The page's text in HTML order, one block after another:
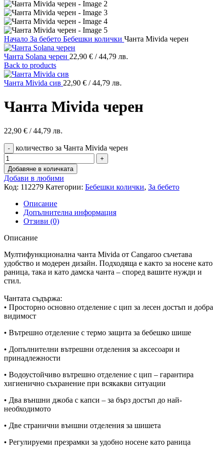
Начало За бебето Бебешки колички Чанта Mivida черен
Чанта Solana черен 22,90 € / 44,79 лв.
Back to products
Чанта Mivida сив 22,90 € / 44,79 лв.
Чанта Mivida черен
22,90 € / 44,79 лв.
количество за Чанта Mivida черен
Добавяне в количката
Добави в любими
Код: 112279 Категории: Бебешки колички, За бебето
Описание
Допълнителна информация
Отзиви (0)
Описание
Мултифункционална чанта Mivida от Cangaroo съчетава
удобство и модерен дизайн. Подходяща е както за носене като
раница, така и като дамска чанта – според вашите нужди и
стил.
Чантата съдържа:
• Просторно основно отделение с цип за лесен достъп и добра
видимост
• Вътрешно отделение с термо защита за бебешко шише
• Допълнителни вътрешни отделения за аксесоари и
принадлежности
• Водоустойчиво вътрешно отделение с цип – гарантира
хигиенично съхранение при всякакви ситуации
• Два външни джоба с капси – за бърз достъп до най-
необходимото
• Две странични външни отделения за шишета
• Регулируеми презрамки за удобно носене като раница